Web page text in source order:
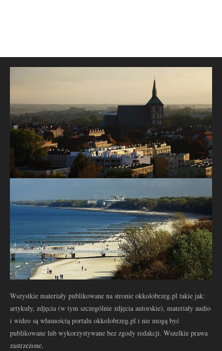
Wszystkie materiały publikowane na stronie okkolobrzeg.pl takie jak:
artykuły, zdjęcia (w tym szczególnie zdjęcia autorskie), materiały audio
i wideo są własnością portalu okkolobrzeg.pl i nie mogą być
publikowane lub wykorzystywane bez zgody redakcji. Wszelkie prawa
zastrzeżone.